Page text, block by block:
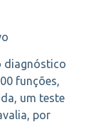
diagnóstico
funções,
um teste
por